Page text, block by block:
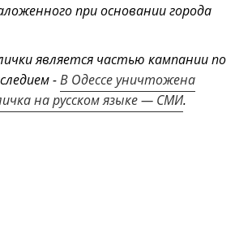
при основании города
является частью кампании по
-В Одессе уничтожена
на русском языке — СМИ.